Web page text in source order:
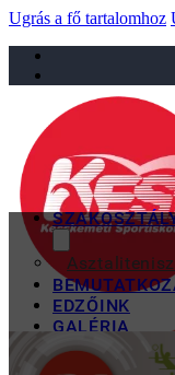
Ugrás a fő tartalomhoz
Asztalitenisz
EDZŐINK
GALÉRIA
TAO
KAPCSOLAT